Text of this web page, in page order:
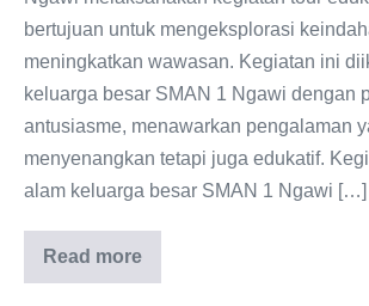
Alam
Trenggalek
bertujuan untuk mengeksplorasi
meningkatkan wawasan. Kegiatan ini
keluarga besar SMAN 1 Ngawi dengan
antusiasme, menawarkan pengalaman
menyenangkan tetapi juga edukatif.
alam keluarga besar SMAN 1 Ngawi […]
Read more
Purna
Tugas